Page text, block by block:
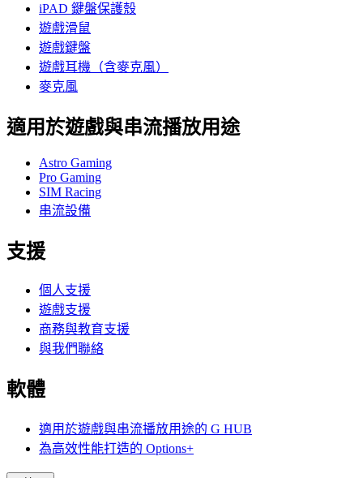
iPAD 鍵盤保護殼
遊戲滑鼠
遊戲鍵盤
遊戲耳機（含麥克風）
麥克風
適用於遊戲與串流播放用途
Astro Gaming
Pro Gaming
SIM Racing
串流設備
支援
個人支援
遊戲支援
商務與教育支援
與我們聯絡
軟體
適用於遊戲與串流播放用途的 G HUB
為高效性能打造的 Options+